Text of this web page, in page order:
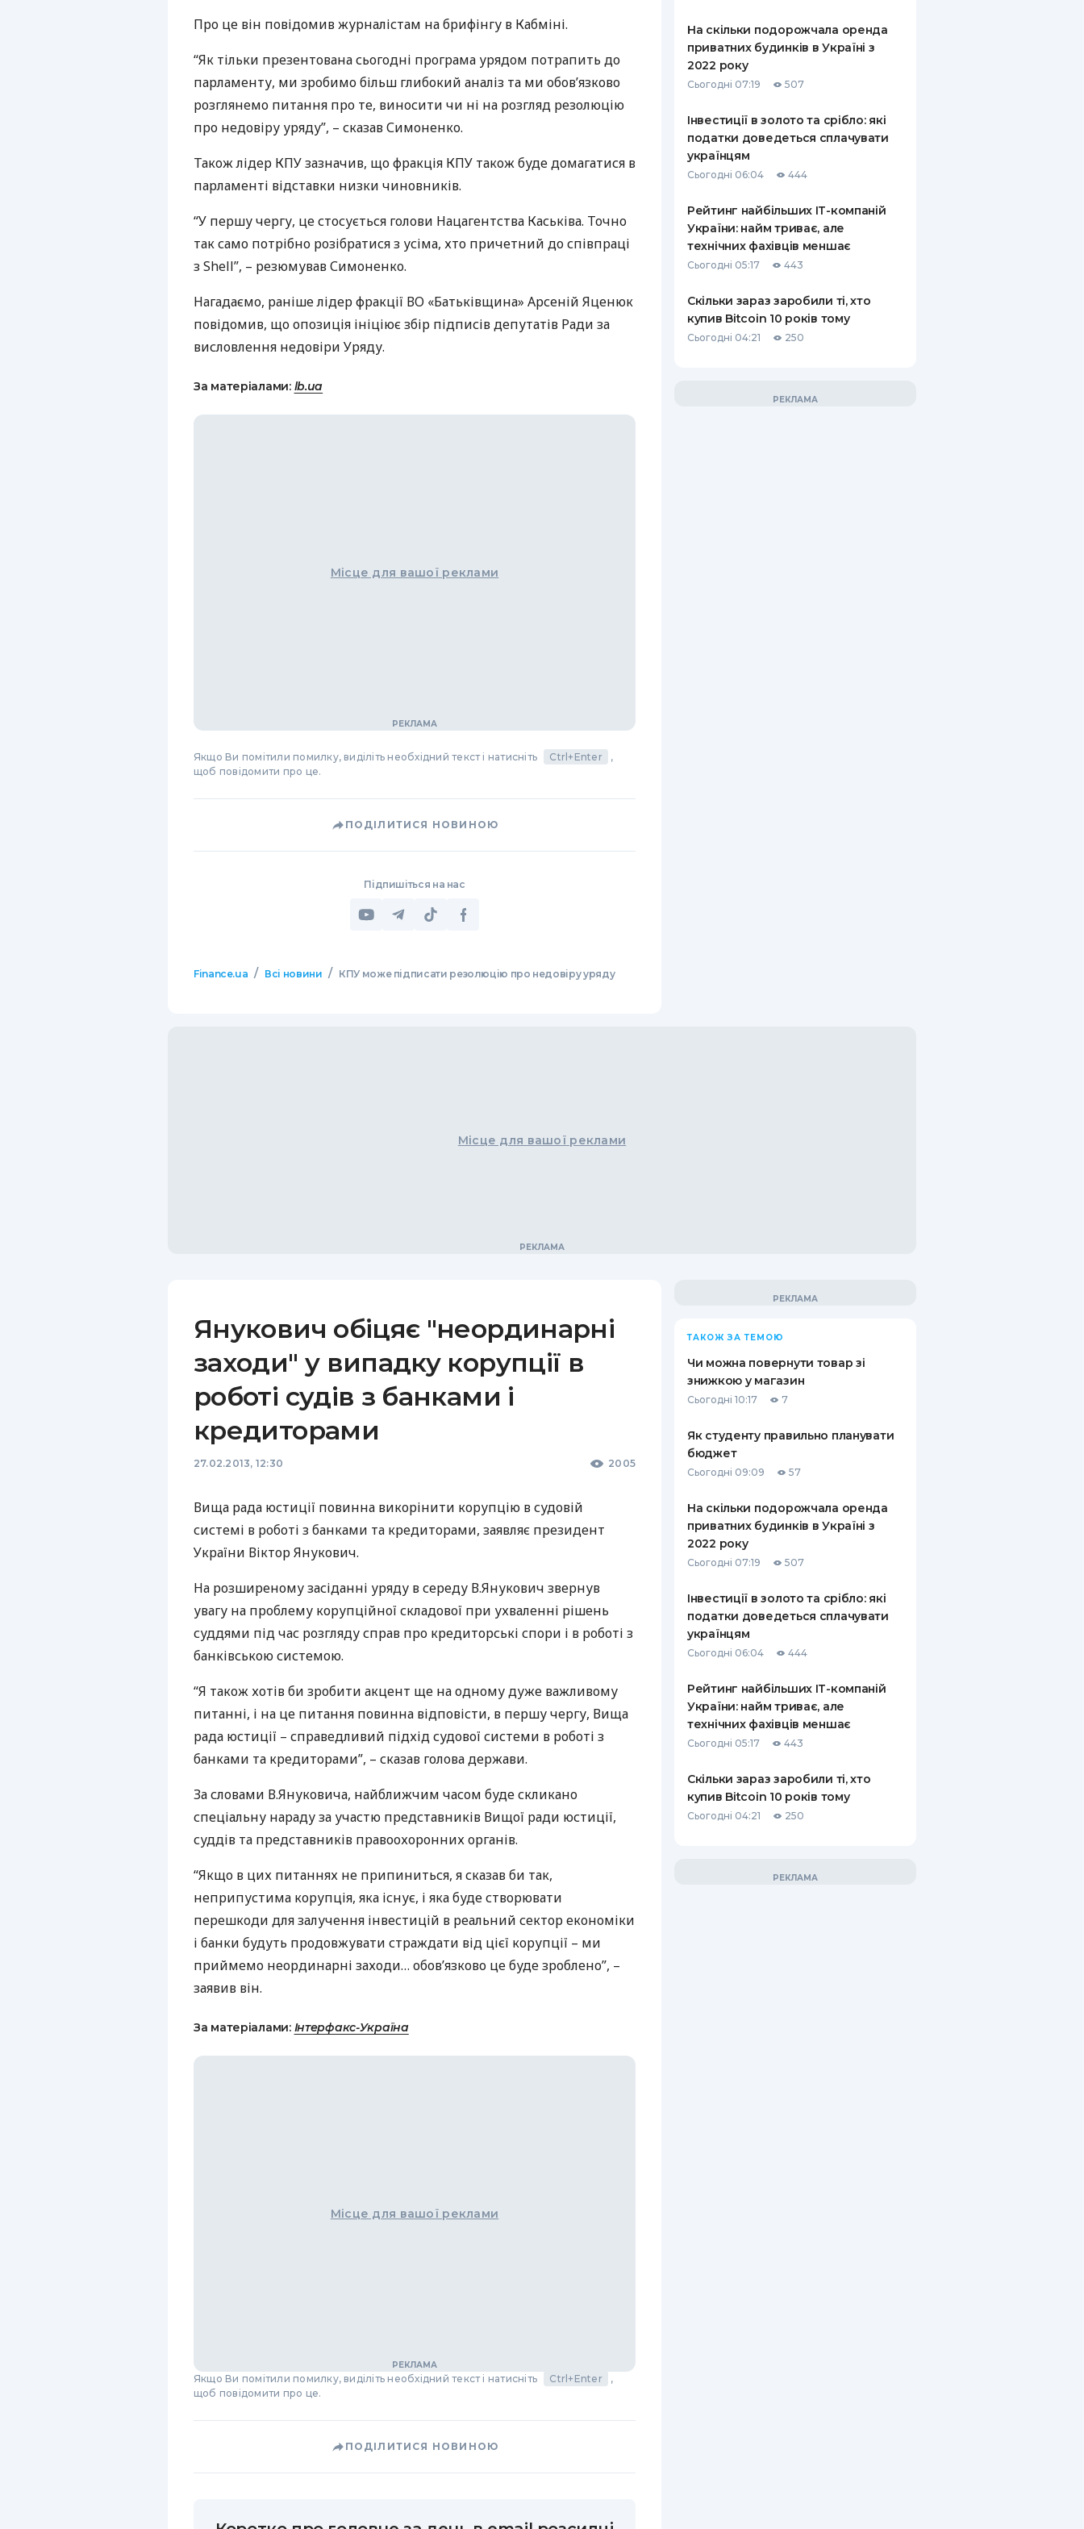
РЕЙТИНГ ДЕБЕТОВИХ
КЕШБЕКУ
ПУТІВНИКИ ПО
ВСІ СТРАХОВІ ПОЛІСИ
ВІДГУКИ ПРО СТРАХОВІ
КОМПАНІЇ
КОНТАКТИ
Про це він повідомив журналістам на брифінгу в Кабміні.
“Як тільки презентована сьогодні програма урядом потрапить до
парламенту, ми зробимо більш глибокий аналіз та ми обов’язково
розглянемо питання про те, виносити чи ні на розгляд резолюцію
про недовіру уряду”, – сказав Симоненко.
Також лідер КПУзазначив, що фракція КПУ також буде домагатися в
парламенті відставки низки чиновників.
“У першу чергу, це стосується голови Нацагентства Каськіва. Точно
так само потрібно розібратися з усіма, хто причетний до співпраці
з Shell”, – резюмував Симоненко.
Нагадаємо, раніше лідер фракції ВО «Батьківщина» Арсеній Яценюк
повідомив, що опозиція ініціює збір підписів депутатів Ради за
висловлення недовіри Уряду.
За матеріалами: lb.ua
Місце для вашої реклами
Якщо Ви помітили помилку, виділіть необхідний текст і натисніть Ctrl+Enter
,
щоб повідомити про це.
ПОДІЛИТИСЯ НОВИНОЮ
Підпишіться на нас
Finance.ua / Всі новини / КПУ може підписати резолюцію про недовіру уряду
На скільки подорожчала оренда
приватних будинків в Україні з
2022 року
Сьогодні 07:19 507
Інвестиції в золото та срібло: які
податки доведеться сплачувати
українцям
Сьогодні 06:04 444
Рейтинг найбільших ІТ-компаній
України: найм триває, але
технічних фахівців меншає
Сьогодні 05:17 443
Скільки зараз заробили ті, хто
купив Bitcoin 10 років тому
Сьогодні 04:21 250
Місце для вашої реклами
Янукович обіцяє "неординарні
заходи" у випадку корупції в
роботі судів з банками і
кредиторами
27.02.2013, 12:30 2005
Вища рада юстиції повинна викорінити корупцію в судовій
системі в роботі з банками та кредиторами, заявляє президент
України Віктор Янукович.
На розширеному засіданні уряду в середу В.Янукович звернув
увагу на проблему корупційної складової при ухваленні рішень
суддями під час розгляду справ про кредиторські спори і в роботі з
банківською системою.
“Я також хотів би зробити акцент ще на одному дуже важливому
питанні, і на це питання повинна відповісти, в першу чергу, Вища
рада юстиції – справедливий підхід судової системи в роботі з
банками та кредиторами”, – сказав голова держави.
За словами В.Януковича, найближчим часом буде скликано
спеціальну нараду за участю представників Вищої ради юстиції,
суддів та представників правоохоронних органів.
“Якщо в цих питаннях не припиниться, я сказав би так,
неприпустима корупція, яка існує, і яка буде створювати
перешкоди для залучення інвестицій в реальний сектор економіки
і банки будуть продовжувати страждати від цієї корупції – ми
приймемо неординарні заходи… обов’язково це буде зроблено”, –
заявив він.
За матеріалами: Інтерфакс-Україна
Місце для вашої реклами
Якщо Ви помітили помилку, виділіть необхідний текст і натисніть Ctrl+Enter
,
щоб повідомити про це.
ПОДІЛИТИСЯ НОВИНОЮ
ТАКОЖ ЗА ТЕМОЮ
Чи можна повернути товар зі
знижкою у магазин
Сьогодні 10:17 7
Як студенту правильно планувати
бюджет
Сьогодні 09:09 57
На скільки подорожчала оренда
приватних будинків в Україні з
2022 року
Сьогодні 07:19 507
Інвестиції в золото та срібло: які
податки доведеться сплачувати
українцям
Сьогодні 06:04 444
Рейтинг найбільших ІТ-компаній
України: найм триває, але
технічних фахівців меншає
Сьогодні 05:17 443
Скільки зараз заробили ті, хто
купив Bitcoin 10 років тому
Сьогодні 04:21 250